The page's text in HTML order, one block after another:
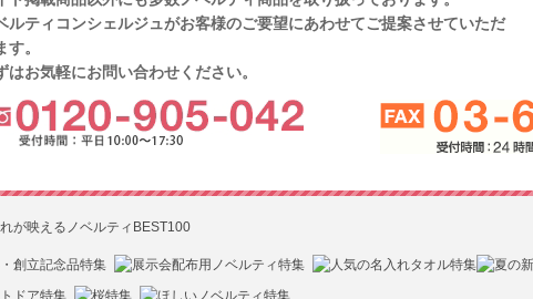
ルティコンシェルジュがお客様のご要望にあわせてご提案させていただ
す。
はお気軽にお問い合わせください。